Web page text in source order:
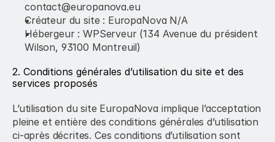
contact@europanova.eu
Créateur du site : EuropaNova N/A
Hébergeur : WPServeur (134 Avenue du président
Wilson, 93100 Montreuil)
2. Conditions générales d’utilisation du site et des
services proposés
L’utilisation du site EuropaNova implique l’acceptation
pleine et entière des conditions générales d’utilisation
ci-après décrites. Ces conditions d’utilisation sont